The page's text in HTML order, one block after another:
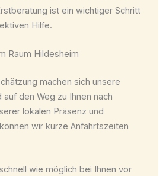
ist ein wichtiger Schritt
Hilfe.
Raum Hildesheim
machen sich unsere
den Weg zu Ihnen nach
lokalen Präsenz und
wir kurze Anfahrtszeiten
wie möglich bei Ihnen vor